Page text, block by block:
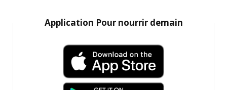
Application Pour nourrir demain